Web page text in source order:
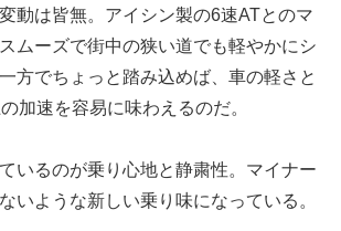
動は皆無。アイシン製の6速ATとのマ
ムーズで街中の狭い道でも軽やかにシ
方でちょっと踏み込めば、車の軽さと
加速を容易に味わえるのだ。
いるのが乗り心地と静粛性。マイナー
いような新しい乗り味になっている。